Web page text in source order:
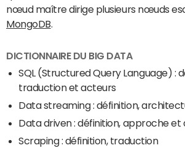
nœud maître dirige plusieurs nœuds
MongoDB
DICTIONNAIRE DU BIG DATA
SQL (Structured Query Language) :
traduction et acteurs
Data streaming : définition,
Data driven : définition, approche
Scraping : définition, traduction